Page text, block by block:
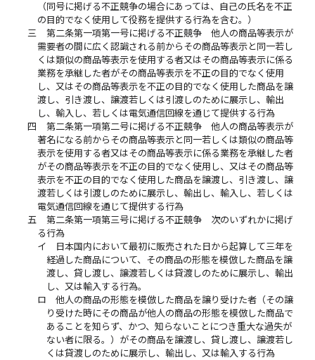
（同号に掲げる不正競争の場合にあっては、自己の氏名を不正
の目的でなく使用して役務を提供する行為を含む。）
三
第二条第一項第一号に掲げる不正競争 他人の商品等表示が
需要者の間に広く認識される前からその商品等表示と同一若し
くは類似の商品等表示を使用する者又はその商品等表示に係る
業務を承継した者がその商品等表示を不正の目的でなく使用
し、又はその商品等表示を不正の目的でなく使用した商品を譲
渡し、引き渡し、譲渡若しくは引渡しのために展示し、輸出
し、輸入し、若しくは電気通信回線を通じて提供する行為
四
第二条第一項第二号に掲げる不正競争 他人の商品等表示が
著名になる前からその商品等表示と同一若しくは類似の商品等
表示を使用する者又はその商品等表示に係る業務を承継した者
がその商品等表示を不正の目的でなく使用し、又はその商品等
表示を不正の目的でなく使用した商品を譲渡し、引き渡し、譲
渡若しくは引渡しのために展示し、輸出し、輸入し、若しくは
電気通信回線を通じて提供する行為
五
第二条第一項第三号に掲げる不正競争 次のいずれかに掲げ
る行為
イ
日本国内において最初に販売された日から起算して三年を
経過した商品について、その商品の形態を模倣した商品を譲
渡し、貸し渡し、譲渡若しくは貸渡しのために展示し、輸出
し、又は輸入する行為。
ロ
他人の商品の形態を模倣した商品を譲り受けた者（その譲
り受けた時にその商品が他人の商品の形態を模倣した商品で
あることを知らず、かつ、知らないことにつき重大な過失が
ない者に限る。）がその商品を譲渡し、貸し渡し、譲渡若し
くは貸渡しのために展示し、輸出し、又は輸入する行為